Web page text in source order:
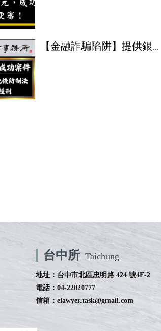
【金融詐騙陷阱】提供銀行
台中所 Taichung
地址：台中市北區忠明路 424 號4F-2
電話：04-22020777
信箱：elawyer.task@gmail.com